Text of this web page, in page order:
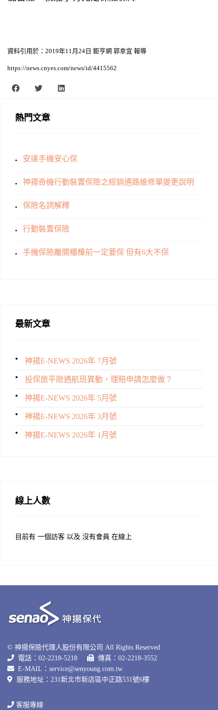
資料引用於：2019年11月24日 鉅亨網 郭幸宜 報導
https://news.cnyes.com/news/id/4415562
熱門文章
安達手機安心保
神揚奇機行動裝置保險之經銷通路維修單變更說明
保險名詞解釋
行動裝置保險
手機保險離開櫃檯前一定要保 但有6大不保
最新文章
神揚E-NEWS 2026年 7月號
投保旅平險遇航班異動，理賠申請怎麼做？
神揚E-NEWS 2026年 5月號
神揚E-NEWS 2026年 3月號
神揚E-NEWS 2026年 1月號
線上人數
目前有 一個訪客 以及 沒有會員 在線上
© 神揚保險代理人股份有限公司 All Rights Reserved
電話：02-2218-5218
傳真：02-2218-3552
E-MAIL： service@senyoung.com.tw
服務地址：231新北巿新店區中正路531號6樓
客服專線